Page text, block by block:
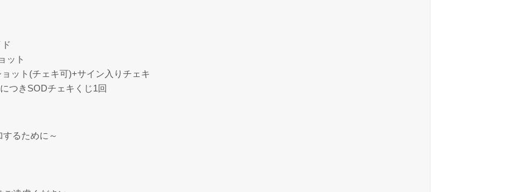
ット
ット(チェキ可)+サイン入りチェキ
つきSODチェキくじ1回
るために～